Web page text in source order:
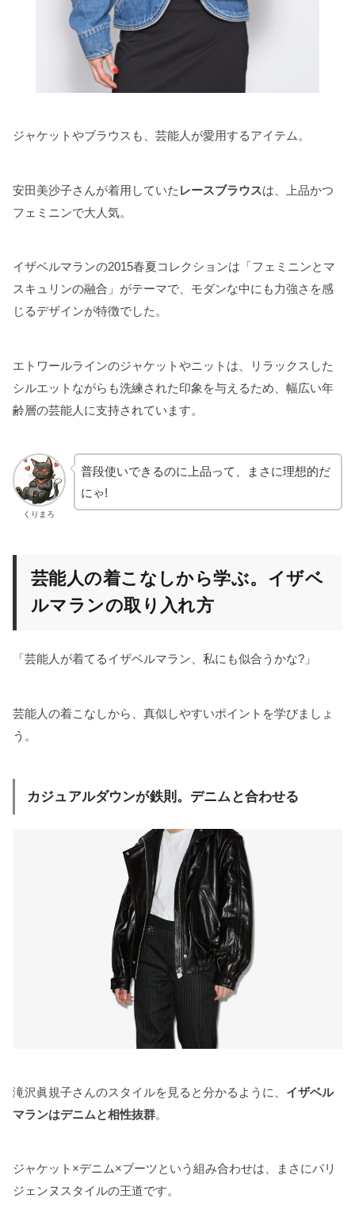
ジャケットやブラウスも、芸能人が愛用するアイテム。
安田美沙子さんが着用していた レースブラウスは、上品かつ
フェミニンで大人気。
イザベルマランの2015春夏コレクションは「フェミニンとマ
スキュリンの融合」がテーマで、モダンな中にも力強さを感
じるデザインが特徴でした。
エトワールラインのジャケットやニットは、リラックスした
シルエットながらも洗練された印象を与えるため、幅広い年
齢層の芸能人に支持されています。
くりまろ
普段使いできるのに上品って、まさに理想的だ
にゃ!
芸能人の着こなしから学ぶ。イザベ
ルマランの取り入れ方
「芸能人が着てるイザベルマラン、私にも似合うかな?」
芸能人の着こなしから、真似しやすいポイントを学びましょ
う。
カジュアルダウンが鉄則。デニムと合わせる
滝沢眞規子さんのスタイルを見ると分かるように、 イザベル
マランはデニムと相性抜群。
ジャケット×デニム×ブーツという組み合わせは、まさにパリ
ジェンヌスタイルの王道です。